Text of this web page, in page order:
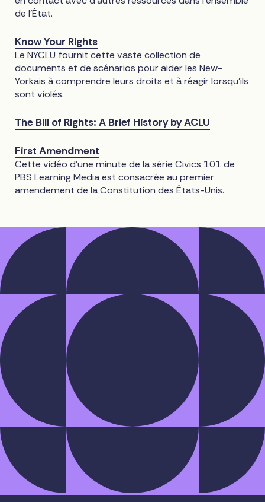
de l'État.
Know Your Rights
Le NYCLU fournit cette vaste collection de
documents et de scénarios pour aider les New-
Yorkais à comprendre leurs droits et à réagir lorsqu'ils
sont violés.
The Bill of Rights: A Brief History by ACLU
First Amendment
Cette vidéo d'une minute de la série Civics 101 de
PBS Learning Media est consacrée au premier
amendement de la Constitution des États-Unis.